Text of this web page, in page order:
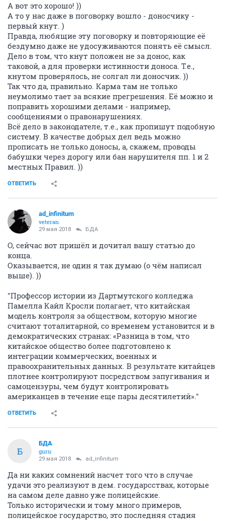
А вот это хорошо! ))
А то у нас даже в поговорку вошло - доносчику -
первый кнут. )
Правда, любящие эту поговорку и повторяющие её
бездумно даже не удосуживаются понять её смысл.
Дело в том, что кнут положен не за донос, как
таковой, а для проверки истинности доноса. Т.е.,
кнутом проверялось, не солгал ли доносчик. ))
Так что да, правильно. Карма там не только
неумолимо тает за всякие прегрешения. Её можно и
поправить хорошими делами - например,
сообщениями о правонарушениях.
Всё дело в законодателе, т.е., как пропишут подобную
систему. В качестве добрых дел ведь можно
прописать не только доносы, а, скажем, проводы
бабушки через дорогу или бан нарушителя пп. 1 и 2
местных Правил. ))
ОТВЕТИТЬ
ad_infinitum
veteran
29 мая 2018 БДА
О, сейчас вот пришёл и дочитал вашу статью до
конца.
Оказывается, не один я так думаю (о чём написал
выше). ))
"Профессор истории из Дартмутского колледжа
Памелла Кайл Кросли полагает, что китайская
модель контроля за обществом, которую многие
считают тоталитарной, со временем установится и в
демократических странах: «Разница в том, что
китайское общество более подготовлено к
интеграции коммерческих, военных и
правоохранительных данных. В результате китайцев
плотнее контролируют посредством запугивания и
самоцензуры, чем будут контролировать
американцев в течение еще пары десятилетий»."
ОТВЕТИТЬ
Б
БДА
guru
29 мая 2018 ad_infinitum
Да ни каких сомнений насчет того что в случае
удачи это реализуют в дем. государсствах, которые
на самом деле давно уже полицейские.
Только исторически и тому много примеров,
полицейское государство, это последняя стадия